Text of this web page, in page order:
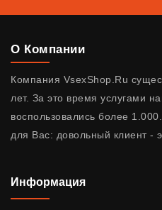
О Компании
Компания VsexShop.Ru
лет. За это время услугами
воспользовались более
для Вас: довольный клиент -
Информация